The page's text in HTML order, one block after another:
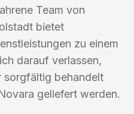
Team von
bietet
zu einem
darauf verlassen,
sorgfältig behandelt
geliefert werden.